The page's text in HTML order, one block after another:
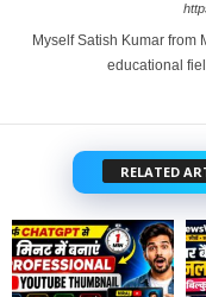
Myself Satish Kumar from
educational
RELATED